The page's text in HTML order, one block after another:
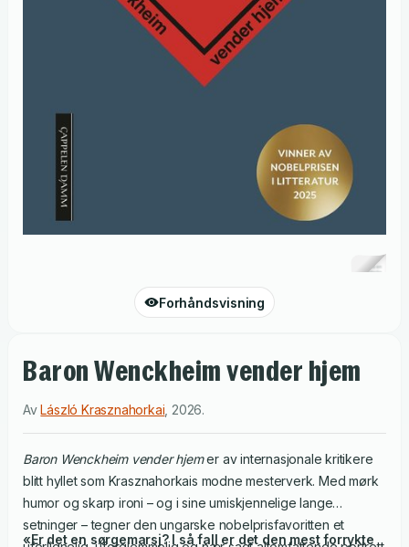
Forhåndsvisning
Baron Wenckheim vender hjem
AvLászló Krasznahorkai 2026.
Baron Wenckheim vender hjemer av internasjonale kritikere
blitt hyllet som Krasznahorkais modne mesterverk. Med mørk
humor og skarp ironi – og i sine umiskjennelige lange
setninger – tegner den ungarske nobelprisfavoritten et
«Er det en sørgemarsj? I så fall er det den mest forrykte